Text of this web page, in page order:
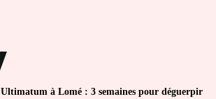
Ultimatum à Lomé : 3 semaines pour déguerpir